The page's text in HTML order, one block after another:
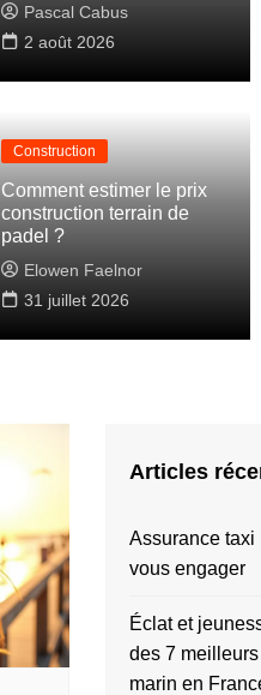
Pascal Cabus
2 août 2026
Construction
Comment estimer le prix
construction terrain de
padel ?
Elowen Faelnor
31 juillet 2026
Articles
Assurance taxi
vous engager
Éclat et
des 7
marin en